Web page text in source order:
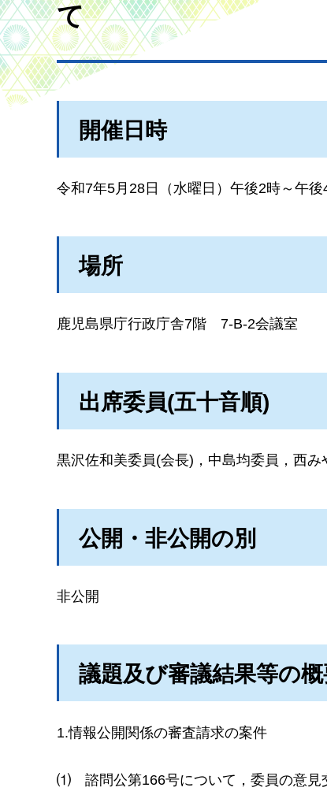
て
開催日時
令和7年5月28日（水曜日）午後2時～午後
場所
鹿児島県庁行政庁舎7階 7-B-2会議室
出席委員(五十音順)
黒沢佐和美委員(会長)，中島均委員，西
公開・非公開の別
非公開
議題及び審議結果等の
1.情報公開関係の審査請求の案件
⑴ 諮問公第166号について，委員の意見